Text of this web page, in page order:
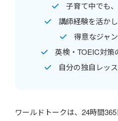
子育て中でも
講師経験を活か
得意なジャ
英検・TOEIC対策
自分の独自レッ
ワールドトークは、24時間